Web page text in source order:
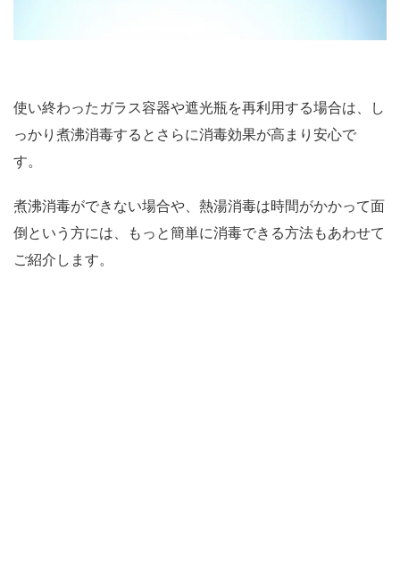
使い終わったガラス容器や遮光瓶を再利用する場合は、し
っかり煮沸消毒するとさらに消毒効果が高まり安心で
す。
煮沸消毒ができない場合や、熱湯消毒は時間がかかって面
倒という方には、もっと簡単に消毒できる方法もあわせて
ご紹介します。